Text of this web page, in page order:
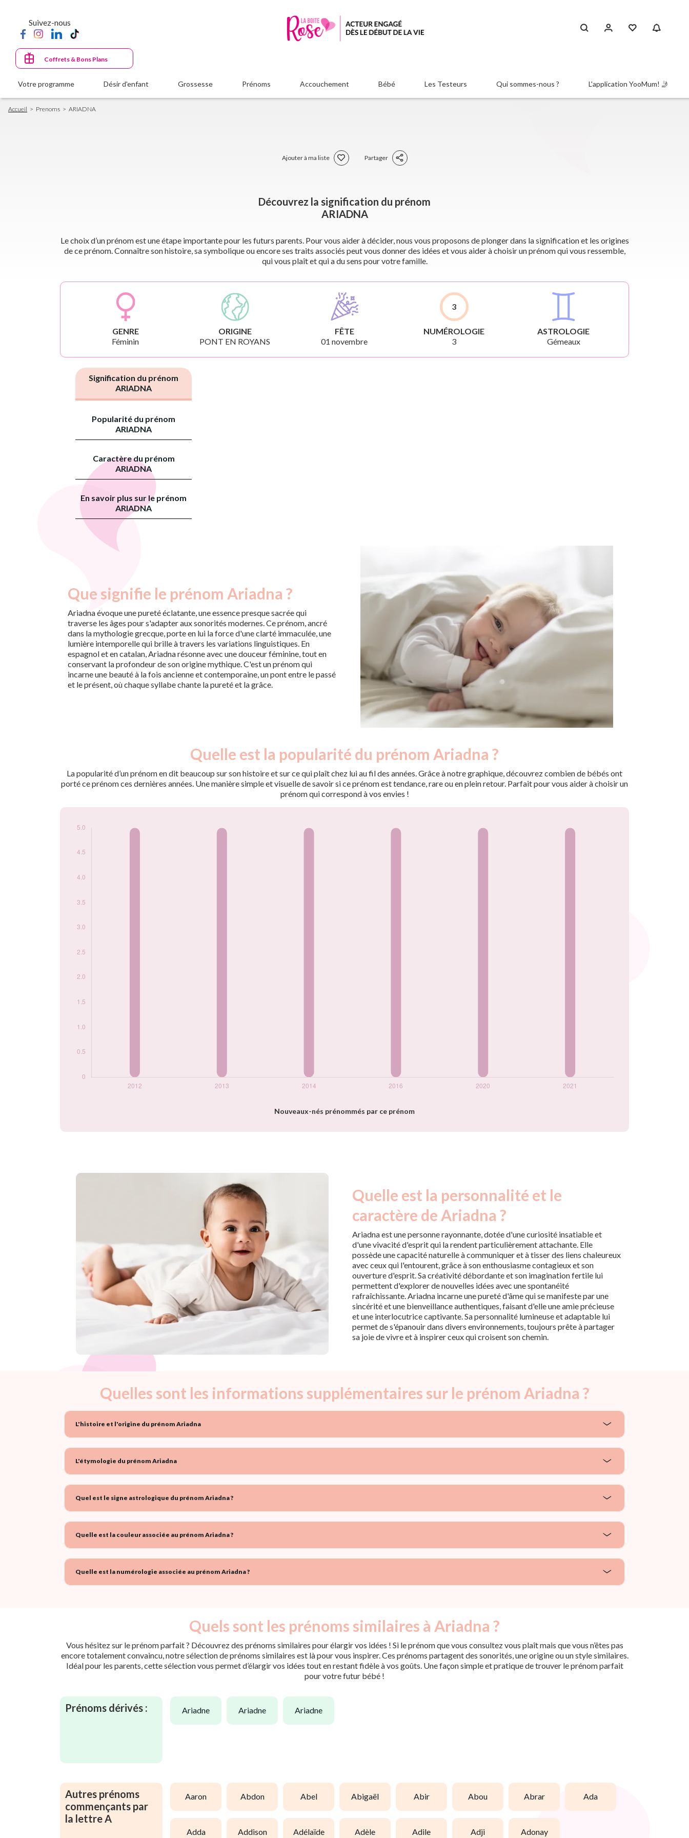
principal
Suivez-nous
Coffrets & Bons Plans
Votre programme Désir d'enfant Grossesse Prénoms Accouchement Bébé Les Testeurs Qui sommes-nous ? L'application YooMum! 🤳
Fil
d'Ariane
Accueil Prenoms ARIADNA
Ajouter à ma liste Partager
Découvrez la signification du prénom
ARIADNA
Le choix d’un prénom est une étape importante pour les futurs parents. Pour vous aider à décider, nous vous proposons de plonger dans la signification et les origines
de ce prénom. Connaître son histoire, sa symbolique ou encore ses traits associés peut vous donner des idées et vous aider à choisir un prénom qui vous ressemble,
qui vous plaît et qui a du sens pour votre famille.
GENRE
Féminin
ORIGINE
PONT EN ROYANS
FÊTE
01 novembre
3
NUMÉROLOGIE
3
ASTROLOGIE
Gémeaux
Signification du prénom
ARIADNA
Popularité du prénom
ARIADNA
Caractère du prénom
ARIADNA
En savoir plus sur le prénom
ARIADNA
Que signifie le prénom Ariadna ?
Ariadna évoque une pureté éclatante, une essence presque sacrée qui
traverse les âges pour s'adapter aux sonorités modernes. Ce prénom, ancré
dans la mythologie grecque, porte en lui la force d'une clarté immaculée, une
lumière intemporelle qui brille à travers les variations linguistiques. En
espagnol et en catalan, Ariadna résonne avec une douceur féminine, tout en
conservant la profondeur de son origine mythique. C'est un prénom qui
incarne une beauté à la fois ancienne et contemporaine, un pont entre le passé
et le présent, où chaque syllabe chante la pureté et la grâce.
Quelle est la popularité du prénom Ariadna ?
La popularité d’un prénom en dit beaucoup sur son histoire et sur ce qui plaît chez lui au fil des années. Grâce à notre graphique, découvrez combien de bébés ont
porté ce prénom ces dernières années. Une manière simple et visuelle de savoir si ce prénom est tendance, rare ou en plein retour. Parfait pour vous aider à choisir un
prénom qui correspond à vos envies !
Nouveaux-nés prénommés par ce prénom
prénom Ariadna
2012
5
2013
5
2021
Quelle est la personnalité et le
caractère de Ariadna ?
Ariadna est une personne rayonnante, dotée d'une curiosité insatiable et
d'une vivacité d'esprit qui la rendent particulièrement attachante. Elle
possède une capacité naturelle à communiquer et à tisser des liens chaleureux
avec ceux qui l'entourent, grâce à son enthousiasme contagieux et son
ouverture d'esprit. Sa créativité débordante et son imagination fertile lui
permettent d'explorer de nouvelles idées avec une spontanéité
rafraîchissante. Ariadna incarne une pureté d'âme qui se manifeste par une
sincérité et une bienveillance authentiques, faisant d'elle une amie précieuse
et une interlocutrice captivante. Sa personnalité lumineuse et adaptable lui
permet de s'épanouir dans divers environnements, toujours prête à partager
sa joie de vivre et à inspirer ceux qui croisent son chemin.
Quelles sont les informations supplémentaires sur le prénom Ariadna ?
L'histoire et l'origine du prénom Ariadna
L'étymologie du prénom Ariadna
Quel est le signe astrologique du prénom Ariadna ?
Quelle est la couleur associée au prénom Ariadna ?
Quelle est la numérologie associée au prénom Ariadna ?
Quels sont les prénoms similaires à Ariadna ?
Vous hésitez sur le prénom parfait ? Découvrez des prénoms similaires pour élargir vos idées ! Si le prénom que vous consultez vous plaît mais que vous n’êtes pas
encore totalement convaincu, notre sélection de prénoms similaires est là pour vous inspirer. Ces prénoms partagent des sonorités, une origine ou un style similaires.
Idéal pour les parents, cette sélection vous permet d’élargir vos idées tout en restant fidèle à vos goûts. Une façon simple et pratique de trouver le prénom parfait
pour votre futur bébé !
Prénoms dérivés : ariadne ariadne ariadne
Autres prénoms
commençants par
la lettre A
aaron abdon abel abigaël abir abou abrar ada
adda addison adélaïde adèle adile adji adonay